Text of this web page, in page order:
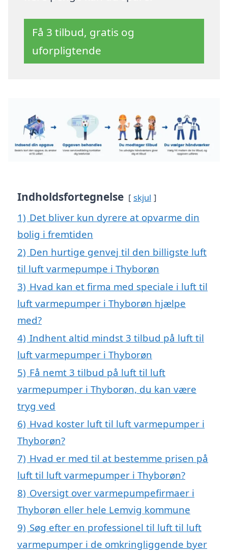
Få 3 tilbud, gratis og
uforpligtende
Indholdsfortegnelse skjul
1) Det bliver kun dyrere at opvarme din
bolig i fremtiden
2) Den hurtige genvej til den billigste luft
til luft varmepumpe i Thyborøn
3) Hvad kan et firma med speciale i luft til
luft varmepumper i Thyborøn hjælpe
med?
4) Indhent altid mindst 3 tilbud på luft til
luft varmepumper i Thyborøn
5) Få nemt 3 tilbud på luft til luft
varmepumper i Thyborøn, du kan være
tryg ved
6) Hvad koster luft til luft varmepumper i
Thyborøn?
7) Hvad er med til at bestemme prisen på
luft til luft varmepumper i Thyborøn?
8) Oversigt over varmepumpefirmaer i
Thyborøn eller hele Lemvig kommune
9) Søg efter en professionel til luft til luft
varmepumper i de omkringliggende byer